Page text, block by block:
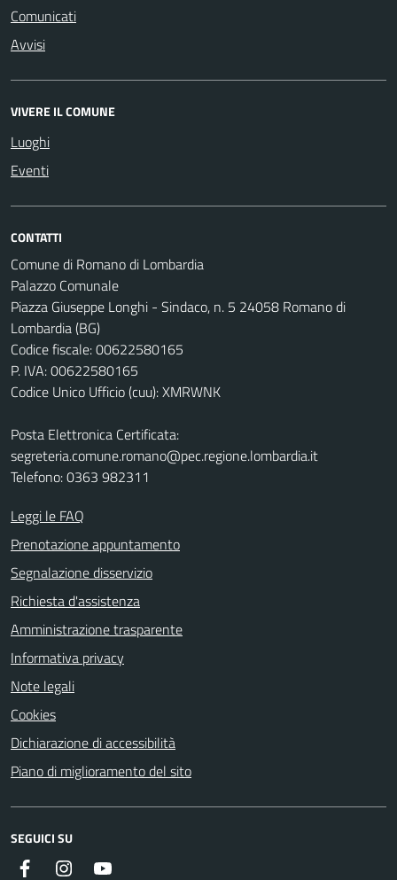
Comunicati
Avvisi
VIVERE IL COMUNE
Luoghi
Eventi
CONTATTI
Comune di Romano di Lombardia
Palazzo Comunale
Piazza Giuseppe Longhi - Sindaco, n. 5 24058 Romano di
Lombardia (BG)
Codice fiscale: 00622580165
P. IVA: 00622580165
Codice Unico Ufficio (cuu): XMRWNK
Posta Elettronica Certificata:
segreteria.comune.romano@pec.regione.lombardia.it
Telefono: 0363 982311
Leggi le FAQ
Prenotazione appuntamento
Segnalazione disservizio
Richiesta d'assistenza
Amministrazione trasparente
Informativa privacy
Note legali
Cookies
Dichiarazione di accessibilità
Piano di miglioramento del sito
SEGUICI SU
Facebook Instagram